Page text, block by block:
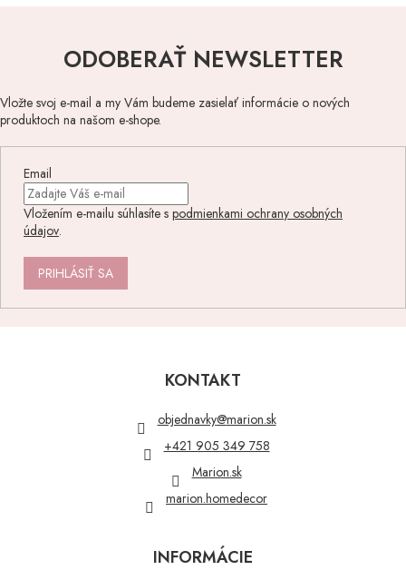
ODOBERAŤ NEWSLETTER
Vložte svoj e-mail a my Vám budeme zasielať informácie o nových
produktoch na našom e-shope.
Email
Vložením e-mailu súhlasíte s podmienkami ochrany osobných
údajov.
PRIHLÁSIŤ SA
KONTAKT
objednavky@marion.sk
+421 905 349 758
Marion.sk
marion.homedecor
INFORMÁCIE